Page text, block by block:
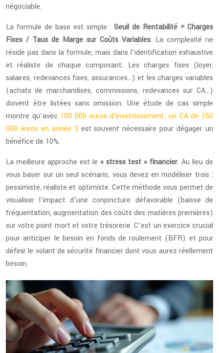
négociable.
La formule de base est simple :Seuil de Rentabilité = Charges
Fixes / Taux de Marge sur Coûts Variables. La complexité ne
réside pas dans la formule, mais dans l’identification exhaustive
et réaliste de chaque composant. Les charges fixes (loyer,
salaires, redevances fixes, assurances…) et les charges variables
(achats de marchandises, commissions, redevances sur CA…)
doivent être listées sans omission. Une étude de cas simple
montre qu’avec 100 000 euros d’investissement, un CA de 150
000 euros en année 3 est souvent nécessaire pour dégager un
bénéfice de 10%.
La meilleure approche est le « stress test » financier. Au lieu de
vous baser sur un seul scénario, vous devez en modéliser trois :
pessimiste, réaliste et optimiste. Cette méthode vous permet de
visualiser l’impact d’une conjoncture défavorable (baisse de
fréquentation, augmentation des coûts des matières premières)
sur votre point mort et votre trésorerie. C’est un exercice crucial
pour anticiper le besoin en fonds de roulement (BFR) et pour
définir le volant de sécurité financier dont vous aurez réellement
besoin.